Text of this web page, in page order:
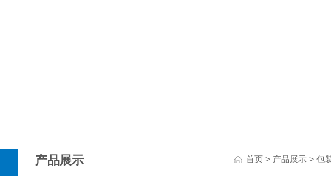
产品展示 首页 > 产品展示 > 包